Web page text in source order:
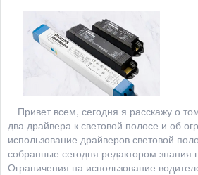
Привет всем, сегодня я расскажу о
два драйвера к световой полосе и об
использование драйверов световой
собранные сегодня редактором знания
Ограничения на использование